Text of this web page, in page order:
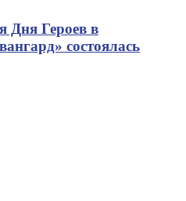
Дня Героев в
состоялась